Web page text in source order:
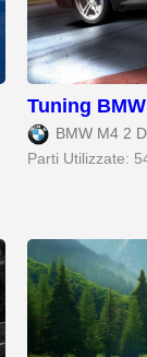
Tuning
BMW M4 2
Parti Utilizzate: